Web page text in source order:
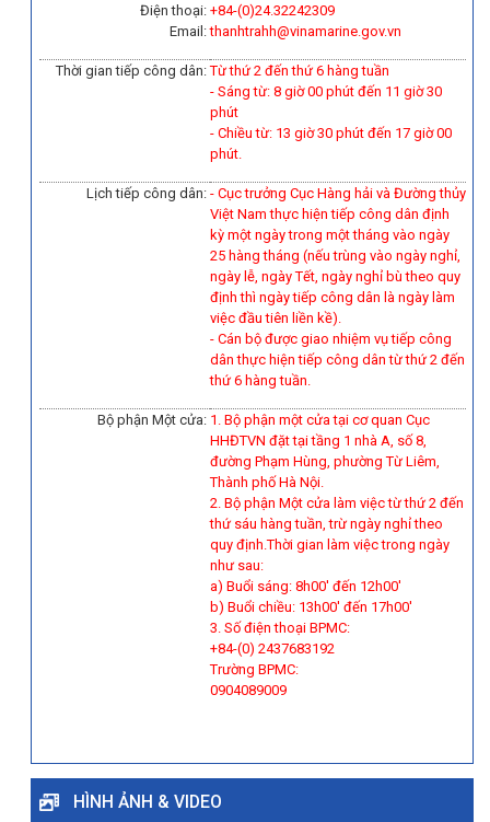
Điện thoại:
Email:
+84-(0)24.32242309
thanhtrahh@vinamarine.gov.vn
Thời gian tiếp công dân:Từ thứ 2 đến thứ 6 hàng tuần
- Sáng từ: 8 giờ 00 phút đến 11 giờ 30
phút
- Chiều từ: 13 giờ 30 phút đến 17 giờ 00
phút.
Lịch tiếp công dân: - Cục trưởng Cục Hàng hải và Đường thủy
Việt Nam thực hiện tiếp công dân định
kỳ một ngày trong một tháng vào ngày
25 hàng tháng (nếu trùng vào ngày nghỉ,
ngày lễ, ngày Tết, ngày nghỉ bù theo quy
định thì ngày tiếp công dân là ngày làm
việc đầu tiên liền kề).
- Cán bộ được giao nhiệm vụ tiếp công
dân thực hiện tiếp công dân từ thứ 2 đến
thứ 6 hàng tuần.
Bộ phận Một cửa: 1. Bộ phận một cửa tại cơ quan Cục
HHĐTVN đặt tại tầng 1 nhà A, số 8,
đường Phạm Hùng, phường Từ Liêm,
Thành phố Hà Nội.
2. Bộ phận Một cửa làm việc từ thứ 2 đến
thứ sáu hàng tuần, trừ ngày nghỉ theo
quy định.Thời gian làm việc trong ngày
như sau:
a) Buổi sáng: 8h00' đến 12h00'
b) Buổi chiều: 13h00' đến 17h00'
3. Số điện thoại BPMC:
+84-(0) 2437683192
Trường BPMC:
0904089009
HÌNH ẢNH & VIDEO